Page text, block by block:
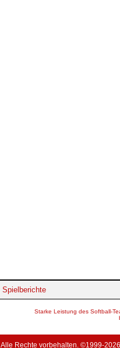
Spielberichte
Starke Leistung des Softball-
Alle Rechte vorbehalten. ©1999-